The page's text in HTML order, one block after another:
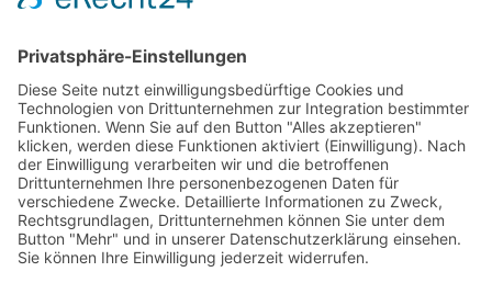
Bildquellen
Sitemap
Datenschutzerklärung
Impressum
Suche
Intranet
Deutsch
Sorbisch